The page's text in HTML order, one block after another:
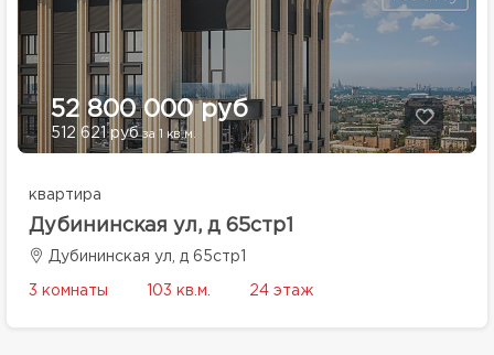
52 800 000 руб
512 621 рубза 1 кв.м.
квартира
Дубининская ул, д 65стр1
Дубининская ул, д 65стр1
3 комнаты 103 кв.м. 24 этаж